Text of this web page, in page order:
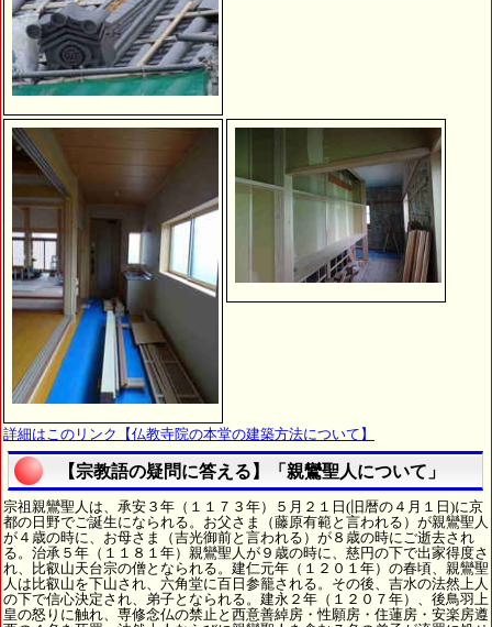
詳細はこのリンク【仏教寺院の本堂の建築方法について】
【宗教語の疑問に答える】「親鸞聖人について」
宗祖親鸞聖人は、承安３年（１１７３年）５月２１日(旧暦の４月１日)に京
都の日野でご誕生になられる。お父さま（藤原有範と言われる）が親鸞聖人
が４歳の時に、お母さま（吉光御前と言われる）が８歳の時にご逝去され
る。治承５年（１１８１年）親鸞聖人が９歳の時に、慈円の下で出家得度さ
れ、比叡山天台宗の僧となられる。建仁元年（１２０１年）の春頃、親鸞聖
人は比叡山を下山され、六角堂に百日参籠される。その後、吉水の法然上人
の下で信心決定され、弟子となられる。建永２年（１２０７年）、後鳥羽上
皇の怒りに触れ、専修念仏の禁止と西意善綽房・性願房・住蓮房・安楽房遵